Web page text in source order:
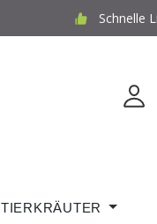
Schnelle
TIERKRÄUTER